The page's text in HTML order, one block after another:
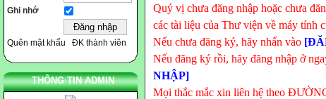
Ghi nhớ
Quên mật khẩu ĐK thành viên
THÔNG TIN ADMIN
Quý vị chưa đăng nhập hoặc chưa
các tài liệu của Thư viện về máy tính
Nếu chưa đăng ký, hãy nhấn vào
Nếu đăng ký rồi, hãy đăng nhập ở
NHẬP]
Mọi thắc mắc xin liên hệ theo